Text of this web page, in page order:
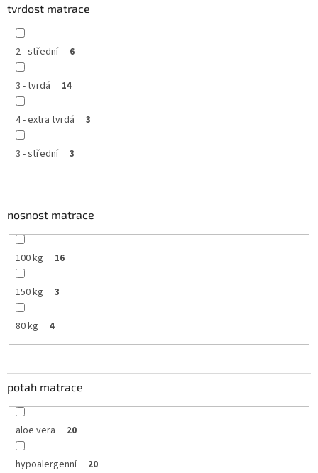
tvrdost matrace
2 - střední 6
3 - tvrdá 14
4 - extra tvrdá 3
3 - střední 3
nosnost matrace
100 kg 16
150 kg 3
80 kg 4
potah matrace
aloe vera 20
hypoalergenní 20